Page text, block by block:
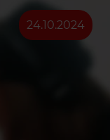
24.10.2024